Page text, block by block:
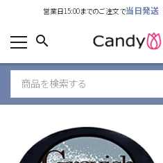
営業日15:00までのご注文で当日発送
search
カテゴリーから探す
ランキング
新着商品
特定商取引法表示について